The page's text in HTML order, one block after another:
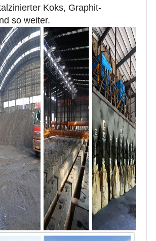
Koks, Graphit-
so weiter.